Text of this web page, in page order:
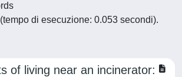
di esecuzione: 0.053 secondi).
of living near an incinerator: